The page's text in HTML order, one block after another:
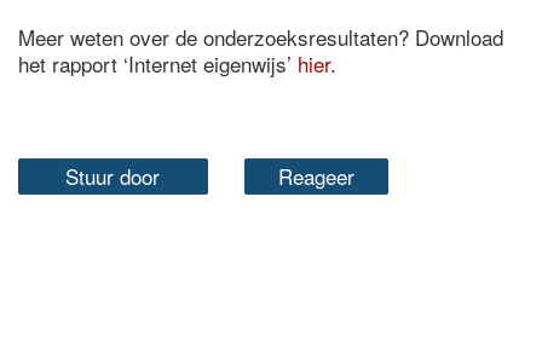
Meer weten over de onderzoeksresultaten? Download
het rapport ‘Internet eigenwijs’ hier.
Stuur door Reageer